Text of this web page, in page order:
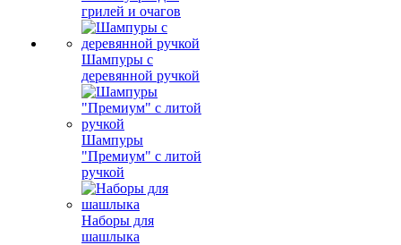
грилей и очагов
Шампуры с
деревянной ручкой
Шампуры
"Премиум" с литой
ручкой
Наборы для
шашлыка